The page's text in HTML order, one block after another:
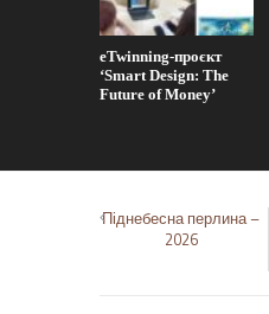
eTwinning-проєкт
‘Smart Design: The
Future of Money’
Піднебесна перлина –
2026